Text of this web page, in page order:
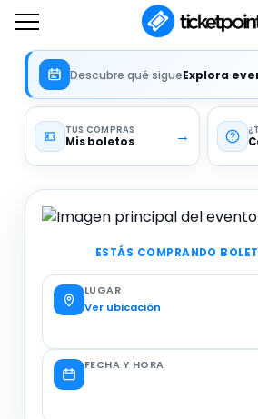
Descubre qué sigueExplora
TUS COMPRAS
Mis boletos →
ESTÁS COMPRANDO
LUGAR
Ver ubicación
FECHA Y HORA